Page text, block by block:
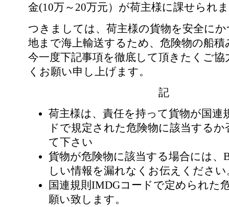
金(10万～20万元）が荷主様に課せられ
つきましては、荷主様の貨物を安全に
地まで海上輸送するため、危険物の船
今一度下記事項を徹底して頂きたくご
くお願い申し上げます。
記
荷主様は、責任を持って貨物が国連
ドで規定された危険物に該当する
て下さい
貨物が危険物に該当する場合には、
しい情報を漏れなくお伝えください
国連規則IMDGコードで定められた
願い致します。